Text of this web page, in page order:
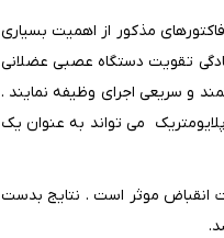
مذکور از اهمیت بسیاری
تقویت دستگاه عصبی عضلانی
و سریعی اجرای وظیفه نمایند .
می تواند به عنوان یک
انقباض موثر است . نتایج بدست